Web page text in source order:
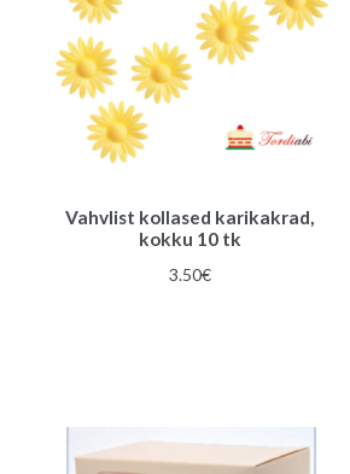
Vahvlist kollased karikakrad,
kokku 10 tk
3.50€